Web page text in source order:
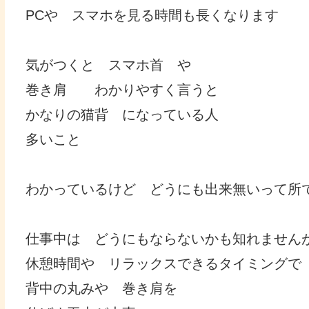
PCや スマホを見る時間も長くなります
気がつくと スマホ首 や
巻き肩 わかりやすく言うと
かなりの猫背 になっている人
多いこと
わかっているけど どうにも出来無いって所
仕事中は どうにもならないかも知れません
休憩時間や リラックスできるタイミングで
背中の丸みや 巻き肩を